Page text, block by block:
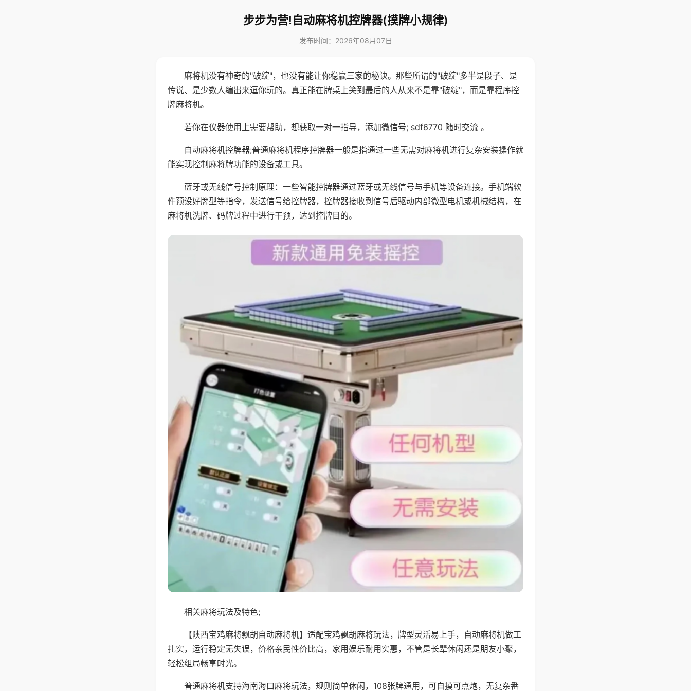
步步为营!自动麻将机控牌器(摸牌小规律)
发布时间：2026年08月07日
麻将机没有神奇的"破绽"，也没有能让你稳赢三家的秘诀。那些所谓的"破绽"多半是段子、是
传说、是少数人编出来逗你玩的。真正能在牌桌上笑到最后的人从来不是靠"破绽"，而是靠程序控
牌麻将机。
若你在仪器使用上需要帮助，想获取一对一指导，添加微信号; sdf6770 随时交流 。
自动麻将机控牌器;普通麻将机程序控牌器一般是指通过一些无需对麻将机进行复杂安装操作就
能实现控制麻将牌功能的设备或工具。
蓝牙或无线信号控制原理：一些智能控牌器通过蓝牙或无线信号与手机等设备连接。手机端软
件预设好牌型等指令，发送信号给控牌器，控牌器接收到信号后驱动内部微型电机或机械结构，在
麻将机洗牌、码牌过程中进行干预，达到控牌目的。
相关麻将玩法及特色;
【陕西宝鸡麻将飘胡自动麻将机】适配宝鸡飘胡麻将玩法，牌型灵活易上手，自动麻将机做工
扎实，运行稳定无失误，价格亲民性价比高，家用娱乐耐用实惠，不管是长辈休闲还是朋友小聚，
轻松组局畅享时光。
普通麻将机支持海南海口麻将玩法，规则简单休闲，108张牌通用，可自摸可点炮，无复杂番